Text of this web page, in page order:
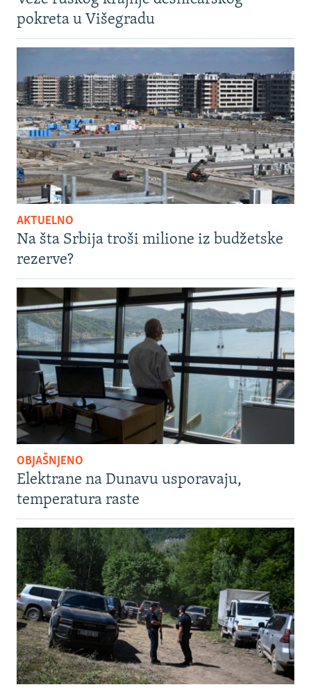
pokreta u Višegradu
AKTUELNO
Na šta Srbija troši milione iz budžetske
rezerve?
OBJAŠNJENO
Elektrane na Dunavu usporavaju,
temperatura raste